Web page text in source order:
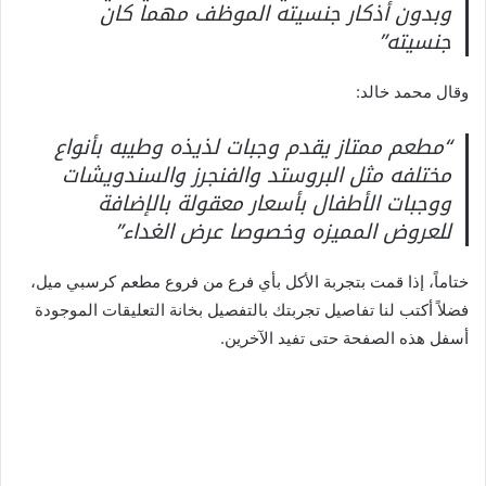
وبدون أذكار جنسيته الموظف مهما كان
جنسيته”
وقال محمد خالد:
“مطعم ممتاز يقدم وجبات لذيذه وطيبه بأنواع
مختلفه مثل البروستد والفنجرز والسندويشات
ووجبات الأطفال بأسعار معقولة بالإضافة
للعروض المميزه وخصوصا عرض الغداء”
ختاماً، إذا قمت بتجربة الأكل بأي فرع من فروع مطعم كرسبي ميل،
فضلاً أكتب لنا تفاصيل تجربتك بالتفصيل بخانة التعليقات الموجودة
أسفل هذه الصفحة حتى تفيد الآخرين.